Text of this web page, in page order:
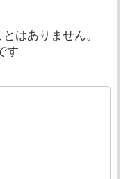
はありません。
す